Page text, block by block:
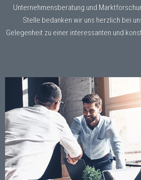
Unternehmensberatung und
Stelle bedanken wir uns herzlich bei
Gelegenheit zu einer interessanten und